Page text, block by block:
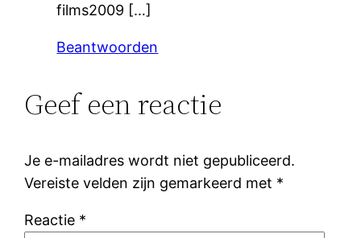
films2009 […]
Beantwoorden
Geef een reactie
Je e-mailadres wordt niet gepubliceerd.
Vereiste velden zijn gemarkeerd met *
Reactie *